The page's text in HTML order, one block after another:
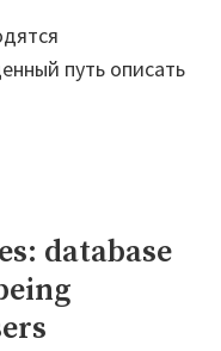
путь описать
database